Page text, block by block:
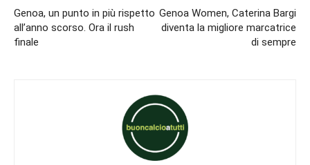
Genoa, un punto in più rispetto
all’anno scorso. Ora il rush
finale
Genoa Women, Caterina Bargi
diventa la migliore marcatrice
di sempre